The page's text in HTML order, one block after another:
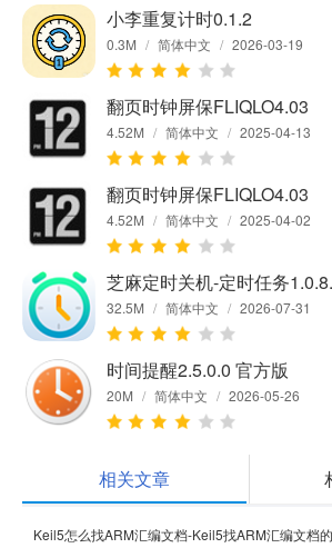
小李重复计时0.1.2
0.3M / 简体中文 / 2026-03-19
翻页时钟屏保FLIQLO4.03
4.52M / 简体中文 / 2025-04-13
翻页时钟屏保FLIQLO4.03
4.52M / 简体中文 / 2025-04-02
芝麻定时关机-定时任务
32.5M / 简体中文 / 2026-07-31
时间提醒2.5.0.0 官方版
20M / 简体中文 / 2026-05-26
相关文章
Keil5怎么找ARM汇编文档-Keil5找ARM汇编文档